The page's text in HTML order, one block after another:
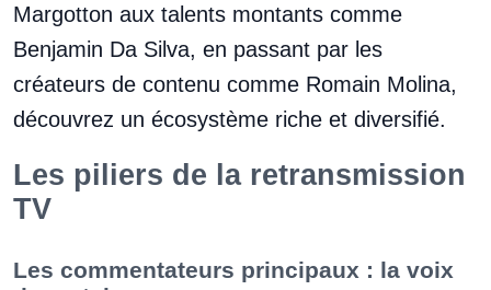
Margotton aux talents montants comme
Benjamin Da Silva, en passant par les
créateurs de contenu comme Romain Molina,
découvrez un écosystème riche et diversifié.
Les piliers de la retransmission
TV
Les commentateurs principaux : la voix